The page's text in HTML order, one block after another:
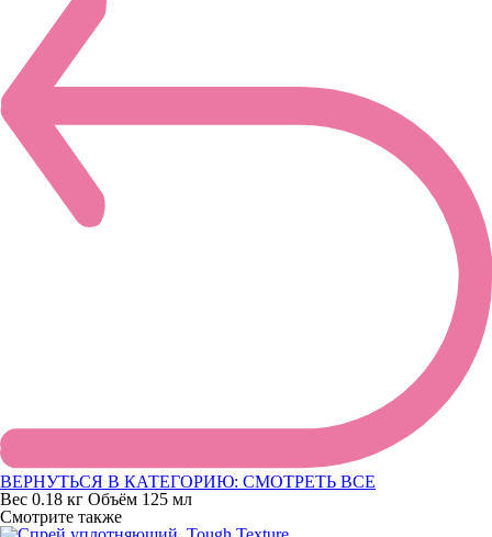
ВЕРНУТЬСЯ В КАТЕГОРИЮ: СМОТРЕТЬ ВСЕ
Вес 0.18 кг Объём 125 мл
Смотрите также